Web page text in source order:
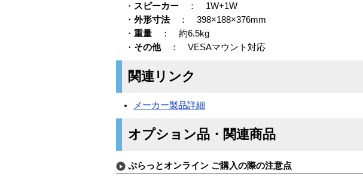
・ スピーカー ： 1W+1W
・ 外形寸法： 398×188×376mm
・ 重量 ： 約6.5kg
・ その他： VESAマウント対応
関連リンク
メーカー製品詳細
オプション品・関連商品
ぷらっとオンライン ご購入の際の注意点